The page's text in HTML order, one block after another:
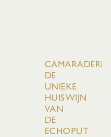
CAMARADERIE:
DE
UNIEKE
HUISWIJN
VAN
DE
ECHOPUT